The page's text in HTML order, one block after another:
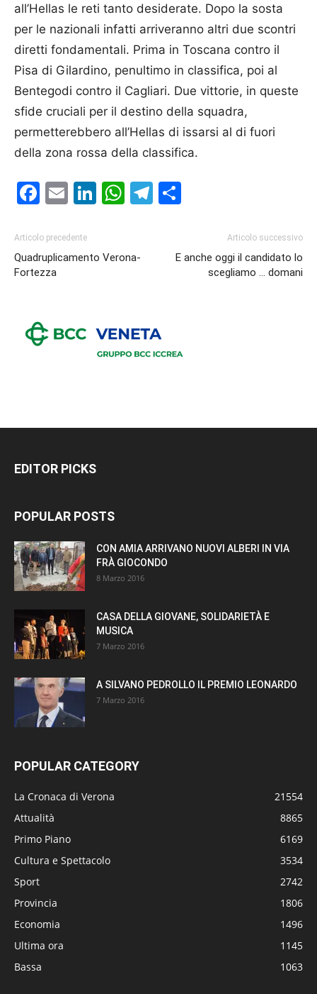
all’Hellas le reti tanto desiderate. Dopo la sosta
per le nazionali infatti arriveranno altri due scontri
diretti fondamentali. Prima in Toscana contro il
Pisa di Gilardino, penultimo in classifica, poi al
Bentegodi contro il Cagliari. Due vittorie, in queste
sfide cruciali per il destino della squadra,
permetterebbero all’Hellas di issarsi al di fuori
della zona rossa della classifica.
Facebook
EmailLinkedIn
WhatsApp
Telegram
Articolo precedente
Quadruplicamento Verona-
Fortezza
Articolo successivo
E anche oggi il candidato lo
scegliamo … domani
EDITOR PICKS
POPULAR POSTS
CON AMIA ARRIVANO NUOVI ALBERI IN VIA
FRÀ GIOCONDO
8 Marzo 2016
CASA DELLA GIOVANE, SOLIDARIETÀ E
MUSICA
7 Marzo 2016
A SILVANO PEDROLLO IL PREMIO LEONARDO
7 Marzo 2016
POPULAR CATEGORY
La Cronaca di Verona
21554
Attualità
8865
Primo Piano
6169
Cultura e Spettacolo
3534
Sport
2742
Provincia
1806
Economia
1496
Ultima ora
1145
Bassa
1063